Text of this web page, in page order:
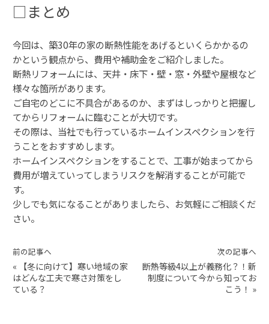
□まとめ
今回は、築30年の家の断熱性能をあげるといくらかかるの
かという観点から、費用や補助金をご紹介しました。
断熱リフォームには、天井・床下・壁・窓・外壁や屋根など
様々な箇所があります。
ご自宅のどこに不具合があるのか、まずはしっかりと把握し
てからリフォームに臨むことが大切です。
その際は、当社でも行っているホームインスペクションを行
うことをおすすめします。
ホームインスペクションをすることで、工事が始まってから
費用が増えていってしまうリスクを解消することが可能で
す。
少しでも気になることがありましたら、お気軽にご相談くだ
さい。
前の記事へ
«
【冬に向けて】寒い地域の家
はどんな工夫で寒さ対策をし
ている？
次の記事へ
断熱等級4以上が義務化？！新
制度について今から知ってお
こう！ »